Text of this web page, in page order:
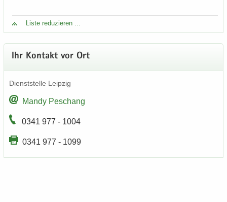
Liste re­du­zie­ren ...
Ihr Kon­takt vor Ort
Dienst­stel­le Leip­zig
Mandy Peschang
0341 977 - 1004
0341 977 - 1099